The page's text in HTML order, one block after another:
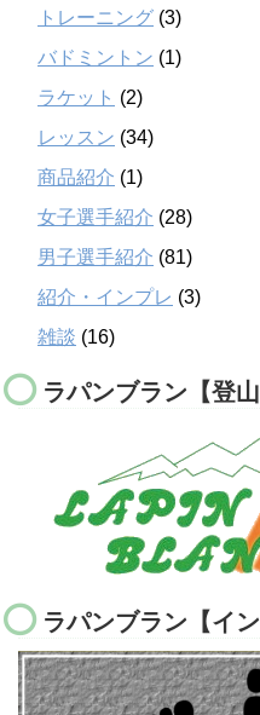
トレーニング (3)
バドミントン (1)
ラケット (2)
レッスン (34)
商品紹介 (1)
女子選手紹介 (28)
男子選手紹介 (81)
紹介・インプレ (3)
雑談 (16)
ラパンブラン【登
ラパンブラン【イ